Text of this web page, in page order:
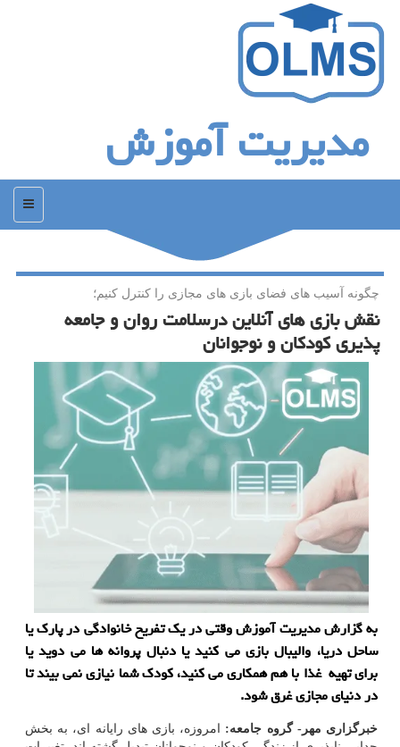
مدیریت آموزش
منو
چگونه آسیب های فضای بازی های مجازی را كنترل كنیم؛
نقش بازی ‏های آنلاین درسلامت روان و جامعه
پذیری كودكان و نوجوانان
به گزارش مدیریت آموزش وقتی در یك تفریح خانوادگی در پارك یا
ساحل دریا، والیبال بازی می كنید یا دنبال پروانه‏ ها می دوید یا
برای تهیه غذا با هم همكاری می كنید، كودك شما نیازی نمی بیند تا
در دنیای مجازی غرق شود.
خبرگزاری مهر- گروه جامعه:
امروزه، بازی ‏های رایانه‏ ای، به بخش